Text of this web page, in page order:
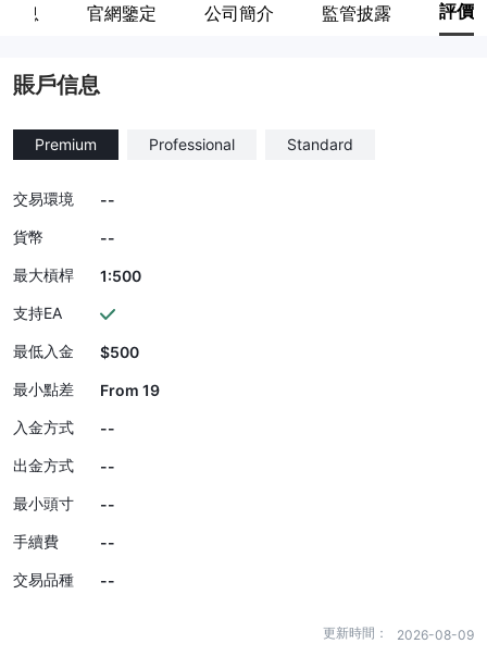
息 官網鑒定 公司簡介 監管披露 評價
賬戶信息
Premium Professional Standard
交易環境
--
貨幣
--
最大槓桿
1:500
支持EA
最低入金
$500
最小點差
From 19
入金方式
--
出金方式
--
最小頭寸
--
手續費
--
交易品種
--
更新時間： 2026-08-09